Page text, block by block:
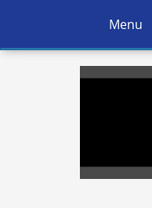
Ativar
Menu